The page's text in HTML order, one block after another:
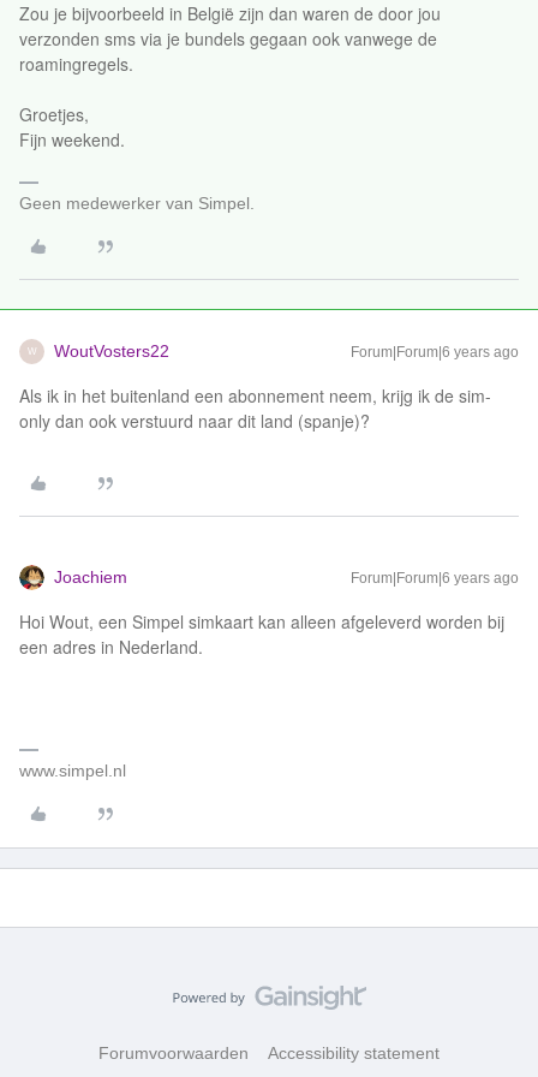
Zou je bijvoorbeeld in België zijn dan waren de door jou
verzonden sms via je bundels gegaan ook vanwege de
roamingregels.
Groetjes,
Fijn weekend.
Geen medewerker van Simpel.
W WoutVosters22 Forum|Forum|6 years ago
Als ik in het buitenland een abonnement neem, krijg ik de sim-
only dan ook verstuurd naar dit land (spanje)?
Joachiem Forum|Forum|6 years ago
Hoi Wout, een Simpel simkaart kan alleen afgeleverd worden bij
een adres in Nederland.
www.simpel.nl
Forumvoorwaarden Accessibility statement